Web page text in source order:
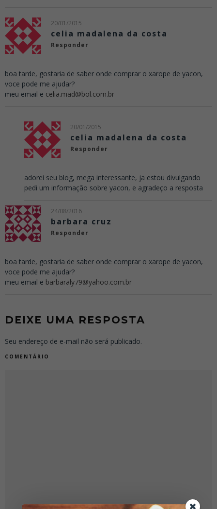
20/01/2015
celia madalena da costa
Responder
boa tarde, gostaria de saber onde comprar o xarope de yacon,
voce pode me ajudar?
meu email e celia.mad@bol.com.br
20/01/2015
celia madalena da costa
Responder
adorei seu blog, mega interessante, ja estou divulgando
pedi um informação sobre yacon, e agradeço a resposta
24/08/2016
barbara cruz
Responder
boa tarde, gostaria de saber onde comprar o xarope de yacon,
voce pode me ajudar?
meu email e barbaraly79@yahoo.com.br
DEIXE UMA RESPOSTA
Seu endereço de e-mail não será publicado.
COMENTÁRIO